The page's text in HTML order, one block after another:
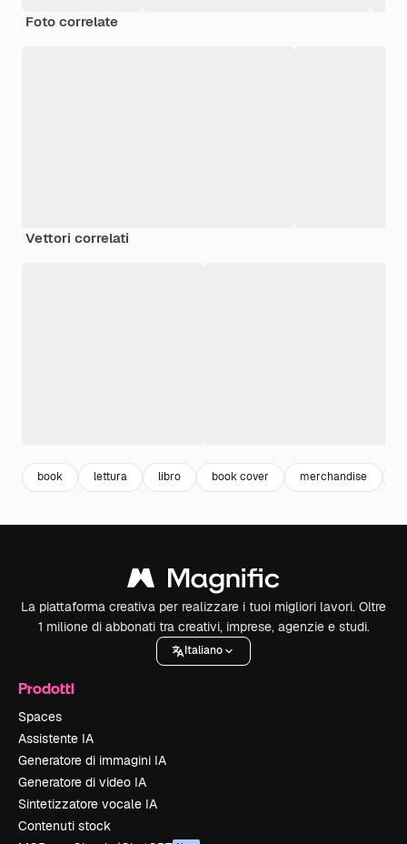
Foto correlate
Vettori correlati
book lettura libro book cover merchandise
La piattaforma creativa per realizzare i tuoi migliori lavori. Oltre
1 milione di abbonati tra creativi, imprese, agenzie e studi.
Italiano
Prodotti
Spaces
Assistente IA
Generatore di immagini IA
Generatore di video IA
Sintetizzatore vocale IA
Contenuti stock